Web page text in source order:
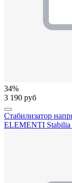
34%
3 190 руб
Стабилизатор
ELEMENTI Stabilia